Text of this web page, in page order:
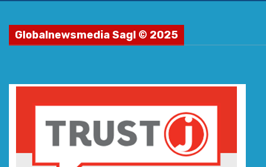
Globalnewsmedia Sagl © 2025